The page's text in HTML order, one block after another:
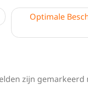
Optimale
zijn gemarkeerd